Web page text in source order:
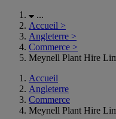
...
Accueil >
Angleterre >
Commerce >
Meynell Plant Hire
Accueil
Angleterre
Commerce
Meynell Plant Hire